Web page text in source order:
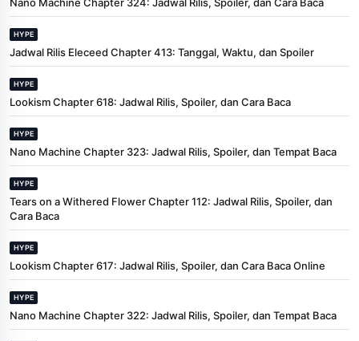
HYPE
Jadwal Rilis Eleceed Chapter 413: Tanggal, Waktu, dan Spoiler
HYPE
Lookism Chapter 618: Jadwal Rilis, Spoiler, dan Cara Baca
HYPE
Nano Machine Chapter 323: Jadwal Rilis, Spoiler, dan Tempat Baca
HYPE
Tears on a Withered Flower Chapter 112: Jadwal Rilis, Spoiler, dan
Cara Baca
HYPE
Lookism Chapter 617: Jadwal Rilis, Spoiler, dan Cara Baca Online
HYPE
Nano Machine Chapter 322: Jadwal Rilis, Spoiler, dan Tempat Baca